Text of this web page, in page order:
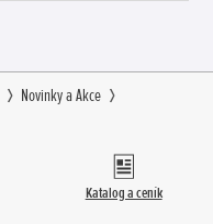
Novinky a Akce
Katalog a ceník